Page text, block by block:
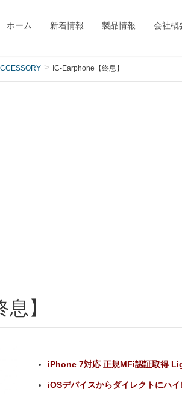
ホーム 新着情報 製品情報 会社概
IC-Earphone【終息】
】
iPhone 7対応 正規MFi認証取得
iOSデバイスからダイレクトにハ